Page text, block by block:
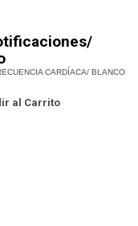
CARDÍACA/ BLANCO
al Carrito